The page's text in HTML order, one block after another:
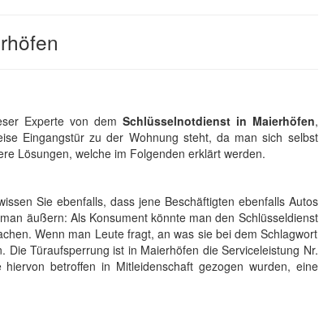
Experte von dem Schlüsselnotdienst in Maierhöfen,
Eingangstür zu der Wohnung steht, da man sich selbst
Lösungen, welche im Folgenden erklärt werden.
Sie ebenfalls, dass jene Beschäftigten ebenfalls Autos
äußern: Als Konsument könnte man den Schlüsseldienst
Wenn man Leute fragt, an was sie bei dem Schlagwort
Türaufsperrung ist in Maierhöfen die Serviceleistung Nr.
betroffen in Mitleidenschaft gezogen wurden, eine